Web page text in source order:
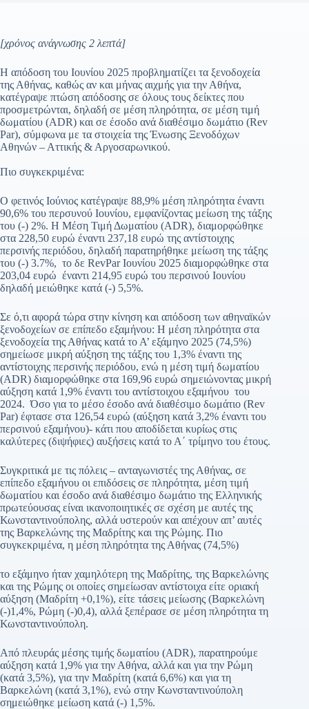
[χρόνος ανάγνωσης 2 λεπτά]
Η απόδοση του Ιουνίου 2025 προβληματίζει τα ξενοδοχεία
της Αθήνας, καθώς αν και μήνας αιχμής για την Αθήνα,
κατέγραψε πτώση απόδοσης σε όλους τους δείκτες που
προσμετρώνται, δηλαδή σε μέση πληρότητα, σε μέση τιμή
δωματίου (ADR) και σε έσοδο ανά διαθέσιμο δωμάτιο (Rev
Par), σύμφωνα με τα στοιχεία της Ένωσης Ξενοδόχων
Αθηνών – Αττικής & Αργοσαρωνικού.
Πιο συγκεκριμένα:
Ο φετινός Ιούνιος κατέγραψε 88,9% μέση πληρότητα έναντι
90,6% του περσυνού Ιουνίου, εμφανίζοντας μείωση της τάξης
του (-) 2%. Η Μέση Τιμή Δωματίου (ADR), διαμορφώθηκε
στα 228,50 ευρώ έναντι 237,18 ευρώ της αντίστοιχης
περσινής περιόδου, δηλαδή παρατηρήθηκε μείωση της τάξης
του (-) 3.7%, το δε RevPar Ιουνίου 2025 διαμορφώθηκε στα
203,04 ευρώ έναντι 214,95 ευρώ του περσινού Ιουνίου
δηλαδή μειώθηκε κατά (-) 5,5%.
Σε ό,τι αφορά τώρα στην κίνηση και απόδοση των αθηναϊκών
ξενοδοχείων σε επίπεδο εξαμήνου: Η μέση πληρότητα στα
ξενοδοχεία της Αθήνας κατά το Α’ εξάμηνο 2025 (74,5%)
σημείωσε μικρή αύξηση της τάξης του 1,3% έναντι της
αντίστοιχης περσινής περιόδου, ενώ η μέση τιμή δωματίου
(ADR) διαμορφώθηκε στα 169,96 ευρώ σημειώνοντας μικρή
αύξηση κατά 1,9% έναντι του αντίστοιχου εξαμήνου του
2024. Όσο για το μέσο έσοδο ανά διαθέσιμο δωμάτιο (Rev
Par) έφτασε στα 126,54 ευρώ (αύξηση κατά 3,2% έναντι του
περσινού εξαμήνου)- κάτι που αποδίδεται κυρίως στις
καλύτερες (διψήφιες) αυξήσεις κατά το Α΄ τρίμηνο του έτους.
Συγκριτικά με τις πόλεις – ανταγωνιστές της Αθήνας, σε
επίπεδο εξαμήνου οι επιδόσεις σε πληρότητα, μέση τιμή
δωματίου και έσοδο ανά διαθέσιμο δωμάτιο της Ελληνικής
πρωτεύουσας είναι ικανοποιητικές σε σχέση με αυτές της
Κωνσταντινούπολης, αλλά υστερούν και απέχουν απ’ αυτές
της Βαρκελώνης της Μαδρίτης και της Ρώμης. Πιο
συγκεκριμένα, η μέση πληρότητα της Αθήνας (74,5%)
το εξάμηνο ήταν χαμηλότερη της Μαδρίτης, της Βαρκελώνης
και της Ρώμης οι οποίες σημείωσαν αντίστοιχα είτε οριακή
αύξηση (Μαδρίτη +0,1%), είτε τάσεις μείωσης (Βαρκελώνη
(-)1,4%, Ρώμη (-)0,4), αλλά ξεπέρασε σε μέση πληρότητα τη
Κωνσταντινούπολη.
Από πλευράς μέσης τιμής δωματίου (ADR), παρατηρούμε
αύξηση κατά 1,9% για την Αθήνα, αλλά και για την Ρώμη
(κατά 3,5%), για την Μαδρίτη (κατά 6,6%) και για τη
Βαρκελώνη (κατά 3,1%), ενώ στην Κωνσταντινούπολη
σημειώθηκε μείωση κατά (-) 1,5%.